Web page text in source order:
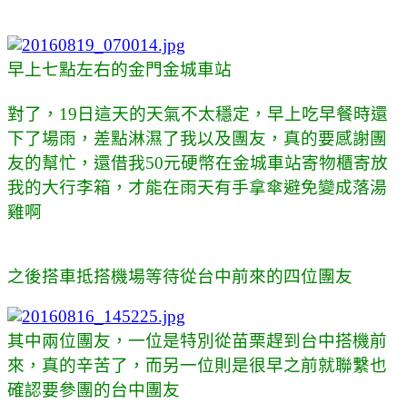
早上七點左右的金門金城車站
對了，19日這天的天氣不太穩定，早上吃早餐時還
下了場雨，差點淋濕了我以及團友，真的要感謝團
友的幫忙，還借我50元硬幣在金城車站寄物櫃寄放
我的大行李箱，才能在雨天有手拿傘避免變成落湯
雞啊
之後搭車抵搭機場等待從台中前來的四位團友
其中兩位團友，一位是特別從苗栗趕到台中搭機前
來，真的辛苦了，而另一位則是很早之前就聯繫也
確認要參團的台中團友